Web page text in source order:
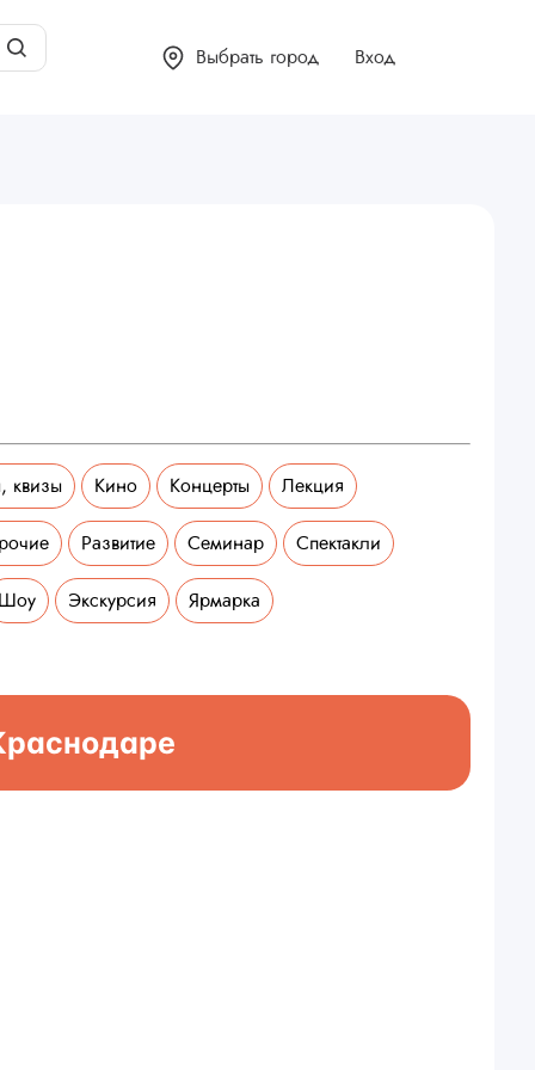
Выбрать город Вход
квизы Кино Концерты Лекция
Развитие Семинар Спектакли
Экскурсия Ярмарка